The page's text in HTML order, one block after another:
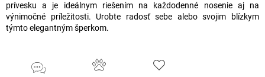
prívesku a je ideálnym riešením na každodenné nosenie aj na
výnimočné príležitosti. Urobte radosť sebe alebo svojim blízkym
týmto elegantným šperkom.